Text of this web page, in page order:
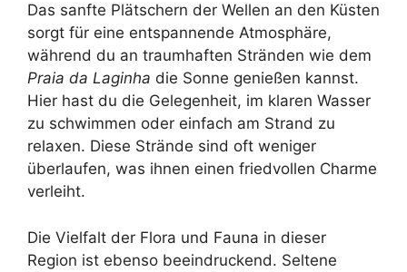
Das sanfte Plätschern der Wellen an den Küsten
sorgt für eine entspannende Atmosphäre,
während du an traumhaften Stränden wie dem
Praia da Laginha die Sonne genießen kannst.
Hier hast du die Gelegenheit, im klaren Wasser
zu schwimmen oder einfach am Strand zu
relaxen. Diese Strände sind oft weniger
überlaufen, was ihnen einen friedvollen Charme
verleiht.
Die Vielfalt der Flora und Fauna in dieser
Region ist ebenso beeindruckend. Seltene